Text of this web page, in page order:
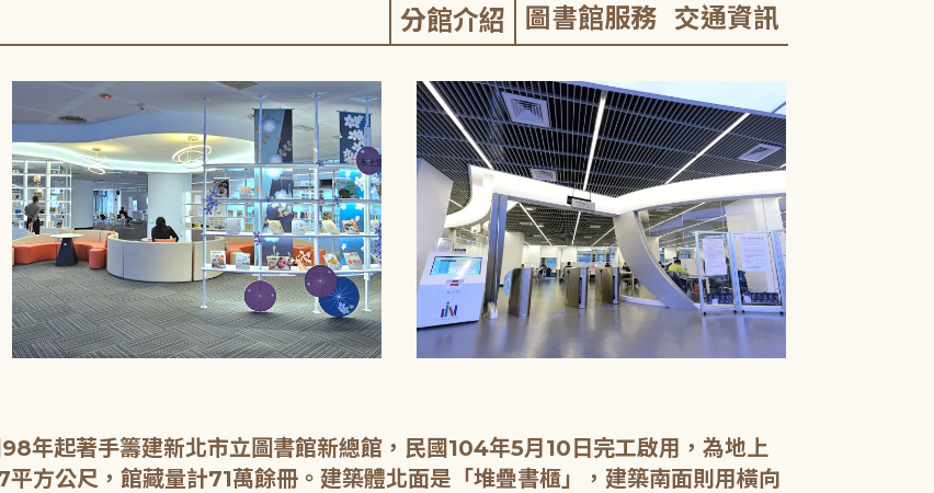
分館介紹 圖書館服務 交通資訊
年起著手籌建新北市立圖書館新總館，民國104年5月10日完工啟用，為地上
方公尺，館藏量計71萬餘冊。建築體北面是「堆疊書櫃」，建築南面則用橫向